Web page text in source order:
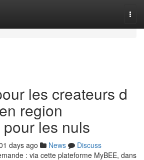
les createurs d
region
les nuls
days ago News
Discuss
: via cette plateforme MyBEE, dans